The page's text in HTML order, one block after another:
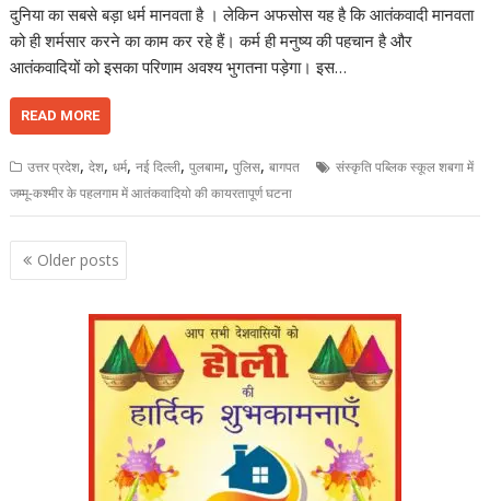
दुनिया का सबसे बड़ा धर्म मानवता है । लेकिन अफसोस यह है कि आतंकवादी मानवता
को ही शर्मसार करने का काम कर रहे हैं। कर्म ही मनुष्य की पहचान है और
आतंकवादियों को इसका परिणाम अवश्य भुगतना पड़ेगा। इस…
READ MORE
उत्तर प्रदेश,देश,धर्म,नई दिल्ली,पुलबामा,पुलिस,बागपत
संस्कृति पब्लिक स्कूल शबगा में
जम्मू-कश्मीर के पहलगाम में आतंकवादियो की कायरतापूर्ण घटना
Posts
navigation
Older posts